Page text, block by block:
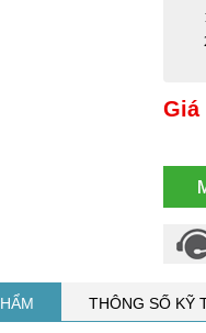
Giá
THÔNG SỐ KỸ